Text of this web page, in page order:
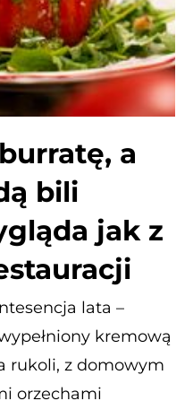
a
bili
jak z
lata –
kremową
rukoli, z domowym
orzechami